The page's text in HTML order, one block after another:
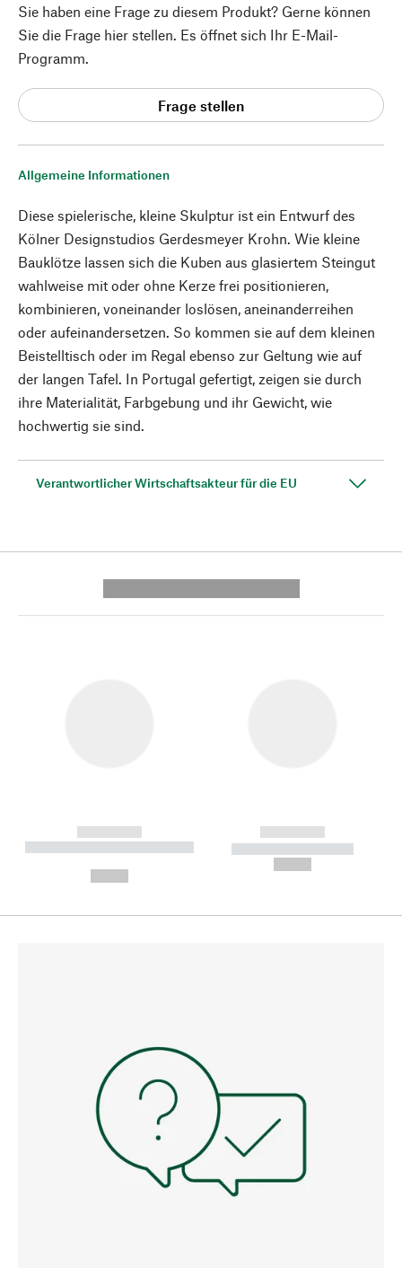
Allgemeine Informationen
Diese spielerische, kleine Skulptur ist ein Entwurf des
Kölner Designstudios Gerdesmeyer Krohn. Wie kleine
Bauklötze lassen sich die Kuben aus glasiertem Steingut
wahlweise mit oder ohne Kerze frei positionieren,
kombinieren, voneinander loslösen, aneinanderreihen
oder aufeinandersetzen. So kommen sie auf dem kleinen
Beistelltisch oder im Regal ebenso zur Geltung wie auf
der langen Tafel. In Portugal gefertigt, zeigen sie durch
ihre Materialität, Farbgebung und ihr Gewicht, wie
hochwertig sie sind.
Verantwortlicher Wirtschaftsakteur für die EU
Sie haben eine Frage zu diesem Produkt? Gerne können
Sie die Frage hier stellen. Es öffnet sich Ihr E-Mail-
Programm.
Frage stellen
------------
----------- ----------- --------
------------
----------- -----------